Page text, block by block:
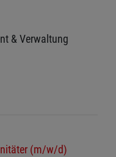
& Verwaltung
(m/w/d)